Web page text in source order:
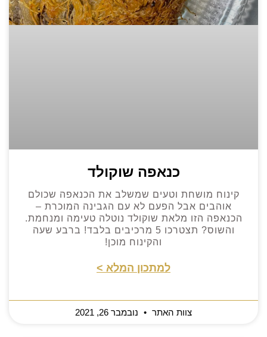
כנאפה שוקולד
קינוח מושחת וטעים שמשלב את הכנאפה שכולם
אוהבים אבל הפעם לא עם הגבינה המוכרת –
הכנאפה הזו מלאת שוקולד נוטלה טעימה ומנחמת.
והשוס? תצטרכו 5 מרכיבים בלבד! ברבע שעה
והקינוח מוכן!
למתכון המלא >
צוות האתר נובמבר 26, 2021